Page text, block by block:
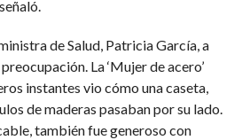
de Salud, Patricia García, a
La ‘Mujer de acero’
instantes vio cómo una caseta,
de maderas pasaban por su lado.
también fue generoso con